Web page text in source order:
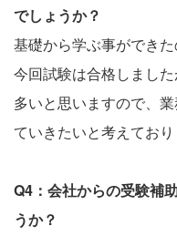
でしょうか？
基礎から学ぶ事ができ
今回試験は合格しまし
多いと思いますので、
ていきたいと考えており
Q4：会社からの受験補
うか？